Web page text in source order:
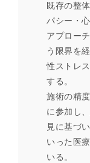
既存の整
パシー・
アプロー
う限界を
性ストレ
する。
施術の精
に参加し
見に基づ
いった医
いる。